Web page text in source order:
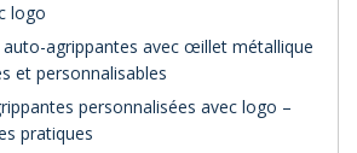
logo
auto-agrippantes avec œillet métallique
et personnalisables
personnalisées avec logo –
pratiques